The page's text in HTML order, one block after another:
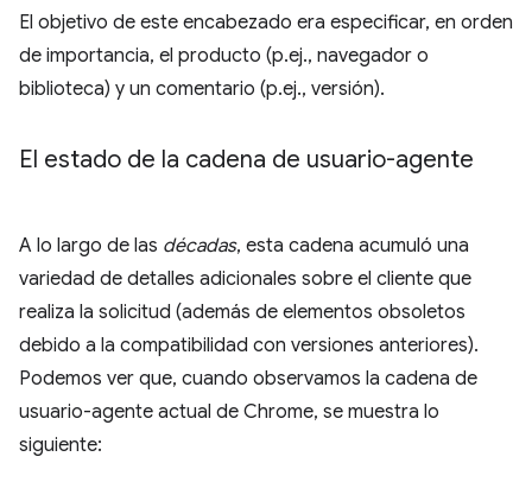
El objetivo de este encabezado era especificar, en orden
de importancia, el producto (p.ej., navegador o
biblioteca) y un comentario (p.ej., versión).
El estado de la cadena de usuario-agente
A lo largo de las décadas, esta cadena acumuló una
variedad de detalles adicionales sobre el cliente que
realiza la solicitud (además de elementos obsoletos
debido a la compatibilidad con versiones anteriores).
Podemos ver que, cuando observamos la cadena de
usuario-agente actual de Chrome, se muestra lo
siguiente: